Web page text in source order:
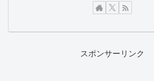
スポンサーリンク